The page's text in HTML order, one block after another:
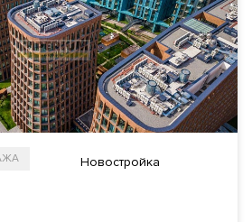
Новостройка